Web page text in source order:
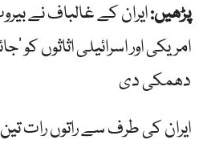
پڑھیں:ایران کے غالباف نے
امریکی اور اسرائیلی اثاثوں کو
دھمکی دی
ایران کی طرف سے راتوں رات